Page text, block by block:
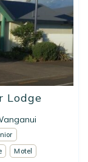
Lodge
Motel